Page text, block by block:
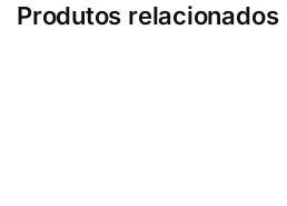
Produtos relacionados